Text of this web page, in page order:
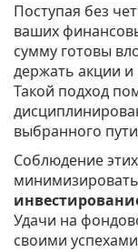
Поступая без
ваших
сумму готовы
держать акции и
Такой подход
выбранного
Соблюдение
Удачи на
своими